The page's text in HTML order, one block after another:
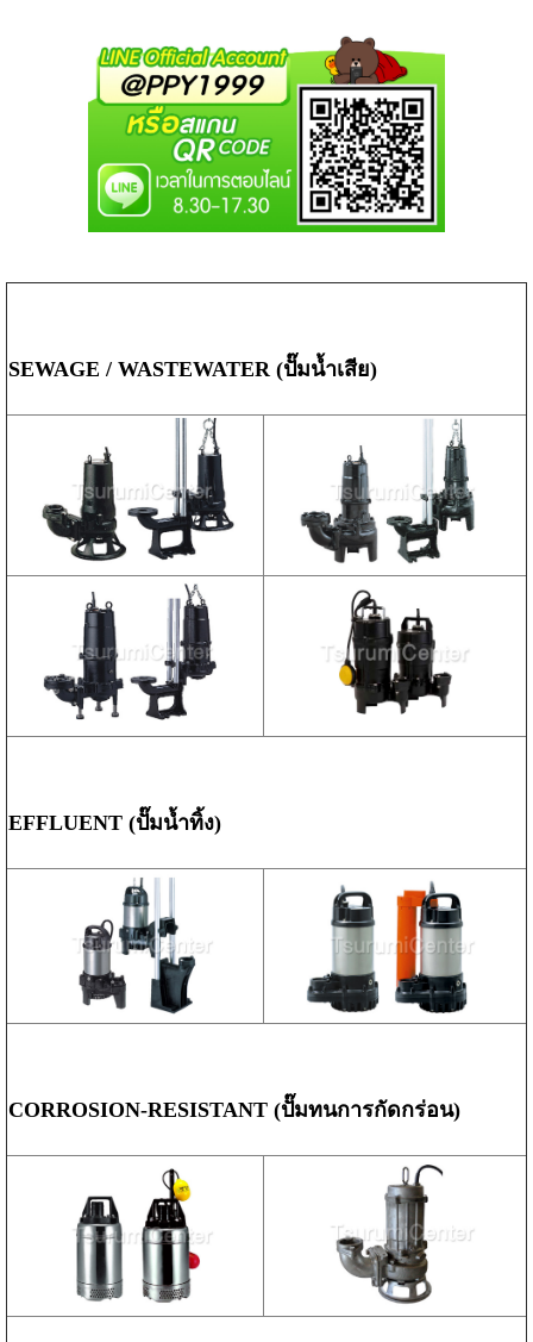
SEWAGE / WASTEWATER (ปั๊มน้ำเสีย)
EFFLUENT (ปั๊มน้ำทิ้ง)
CORROSION-RESISTANT (ปั๊มทนการกัดกร่อน)